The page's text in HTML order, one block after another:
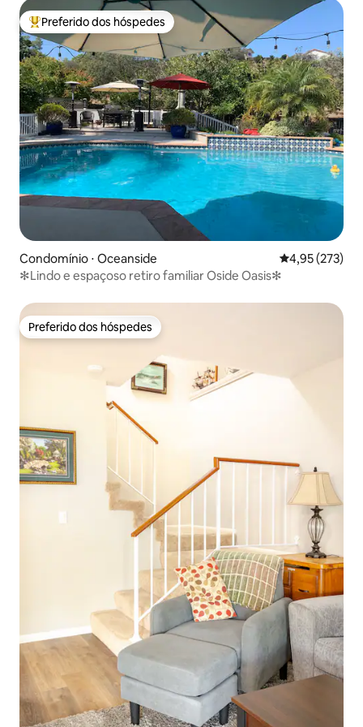
Entre os melhores preferidos dos hóspedes
Preferido dos hóspedes
Condomínio ⋅ Oceanside 4,95 de uma
4,95 (273)
✻Lindo e espaçoso retiro familiar Oside Oasis✻
Preferido dos hóspedes
Preferido dos hóspedes